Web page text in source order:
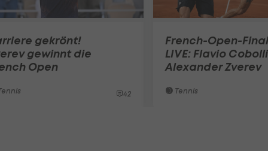
gekrönt!
gewinnt die
Open
42
French-Open-
LIVE: Flavio
Alexander Zverev
Tennis